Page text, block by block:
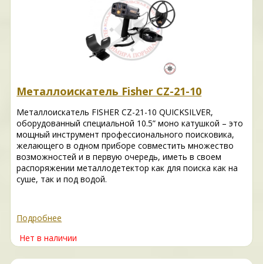
Металлоискатель Fisher CZ-21-10
Металлоискатель FISHER CZ-21-10 QUICKSILVER,
оборудованный специальной 10.5” моно катушкой – это
мощный инструмент профессионального поисковика,
желающего в одном приборе совместить множество
возможностей и в первую очередь, иметь в своем
распоряжении металлодетектор как для поиска как на
суше, так и под водой.
Подробнее
Нет в наличии